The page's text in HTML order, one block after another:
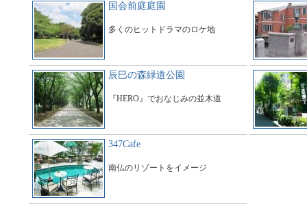
国会前庭庭園
多くのヒットドラマのロケ地
辰巳の森緑道公園
『HERO』でおなじみの並木道
347Cafe
南仏のリゾートをイメージ